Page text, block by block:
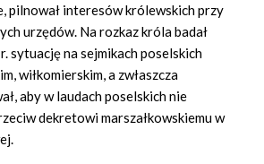
pilnował interesów królewskich przy
urzędów. Na rozkaz króla badał
sytuację na sejmikach poselskich
wiłkomierskim, a zwłaszcza
aby w laudach poselskich nie
dekretowi marszałkowskiemu w